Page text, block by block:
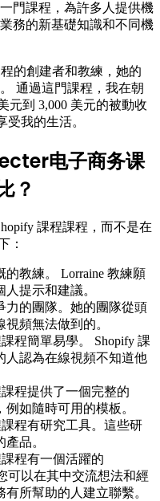
門課程，為許多人提供機
務的新基礎知識和不同機
的創建者和教練，她的
通過這門課程，我在朝
元到 3,000 美元的被動收
受我的生活。
电子商务课
？
課程課程，而不是在
：
的教練。 Lorraine 教練願
提示和建議。
力的團隊。她的團隊從頭
頻無法做到的。
課程簡單易學。 Shopify 課
人認為在線視頻不知道他
課程提供了一個完整的
如隨時可用的模板。
課程有研究工具。這些研
品。
課程有一個活躍的
可以在其中交流想法和經
所幫助的人建立聯繫。